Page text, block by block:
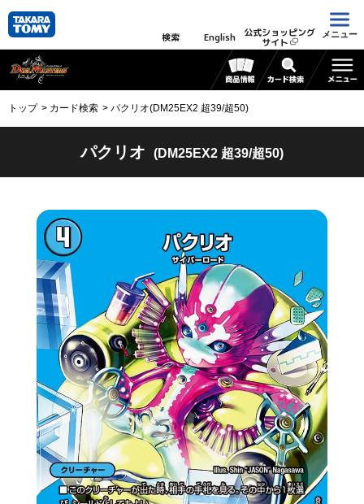
検索 English 公式ショッピング
サイト
メニュー
トップ カード検索 パクリオ(DM25EX2 超39/超50)
パクリオ (DM25EX2 超39/超50)